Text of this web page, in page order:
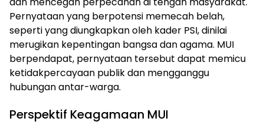
Pernyataan yang berpotensi memecah belah,
seperti yang diungkapkan oleh kader PSI, dinilai
merugikan kepentingan bangsa dan agama. MUI
berpendapat, pernyataan tersebut dapat memicu
ketidakpercayaan publik dan mengganggu
hubungan antar-warga.
Perspektif Keagamaan MUI